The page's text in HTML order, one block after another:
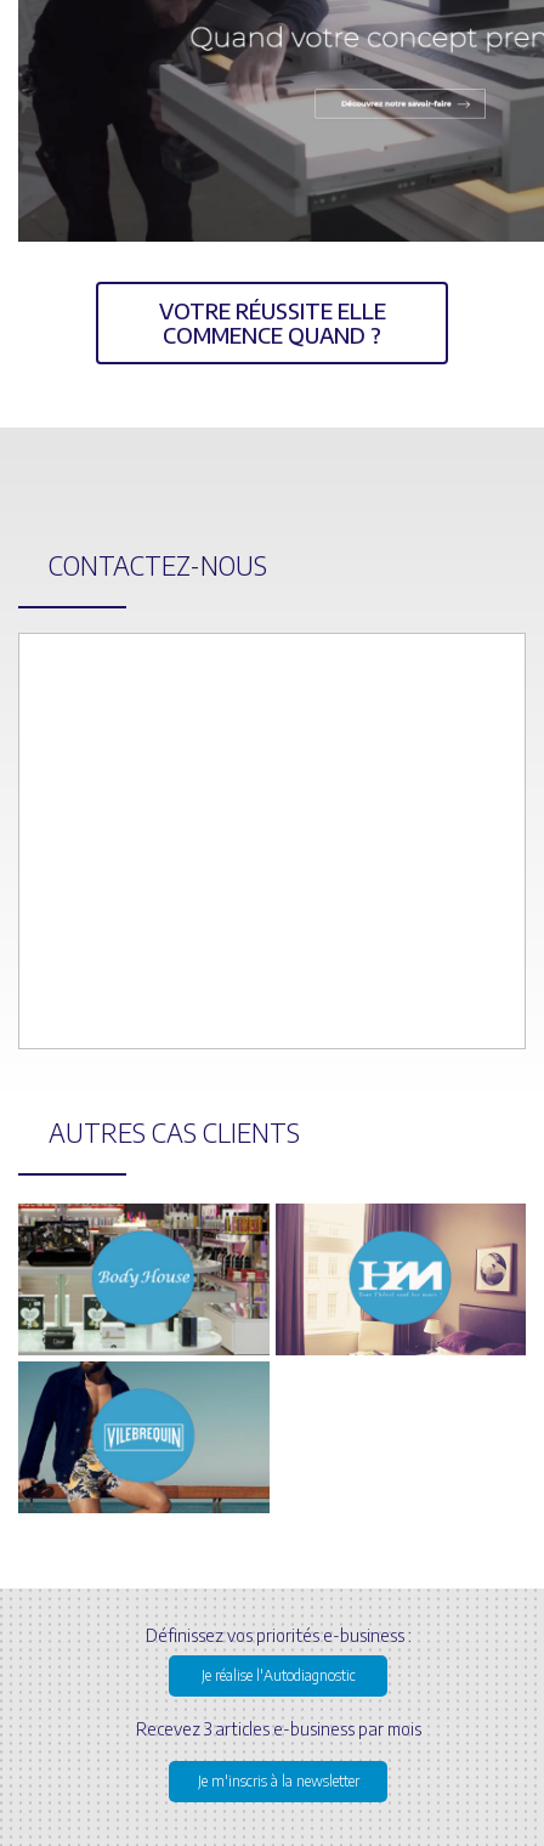
VOTRE RÉUSSITE ELLE
COMMENCE QUAND ?
CONTACTEZ-NOUS
AUTRES CAS CLIENTS
Définissez vos priorités e-business :
Je réalise l'Autodiagnostic
Recevez 3 articles e-business par mois
Je m'inscris à la newsletter